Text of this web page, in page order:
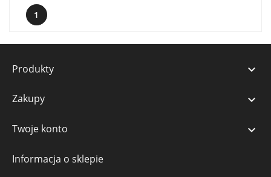
1
Produkty 
Zakupy 
Twoje konto 
Informacja o sklepie